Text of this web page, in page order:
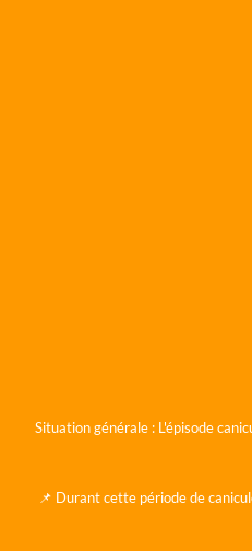
Situation générale : L'épisode
📌 Durant cette période de